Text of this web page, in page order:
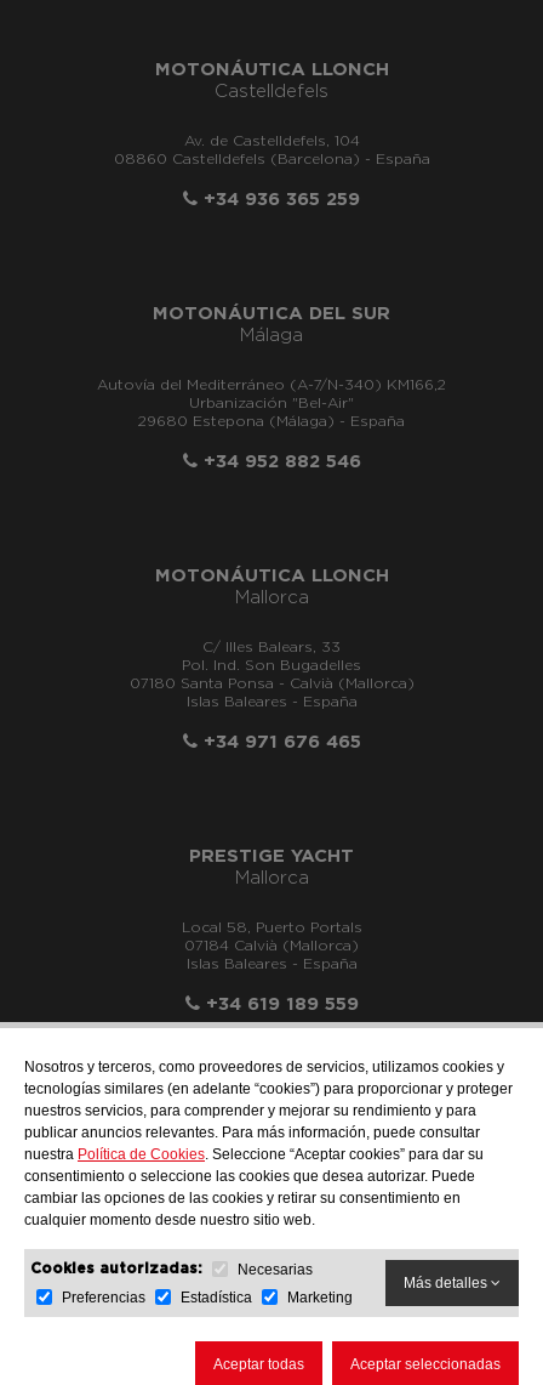
Nosotros y terceros, como proveedores de servicios, utilizamos cookies y
tecnologías similares (en adelante “cookies”) para proporcionar y proteger
nuestros servicios, para comprender y mejorar su rendimiento y para
publicar anuncios relevantes. Para más información, puede consultar
nuestra Política de Cookies. Seleccione “Aceptar cookies” para dar su
consentimiento o seleccione las cookies que desea autorizar. Puede
cambiar las opciones de las cookies y retirar su consentimiento en
cualquier momento desde nuestro sitio web.
Cookies autorizadas:
Necesarias
Preferencias
Estadística Marketing
Más detalles
Aceptar todas Aceptar seleccionadas
MOTONÁUTICA LLONCH
Castelldefels
Av. de Castelldefels, 104
08860 Castelldefels (Barcelona) - España
+34 936 365 259
MOTONÁUTICA DEL SUR
Málaga
Autovía del Mediterráneo (A-7/N-340) KM166,2
Urbanización "Bel-Air"
29680 Estepona (Málaga) - España
+34 952 882 546
MOTONÁUTICA LLONCH
Mallorca
C/ Illes Balears, 33
Pol. Ind. Son Bugadelles
07180 Santa Ponsa - Calvià (Mallorca)
Islas Baleares - España
+34 971 676 465
PRESTIGE YACHT
Mallorca
Local 58, Puerto Portals
07184 Calvià (Mallorca)
Islas Baleares - España
+34 619 189 559
info@motonauticallonch.com
PROTECCIÓN DE DATOS POLÍTICA DE COOKIES